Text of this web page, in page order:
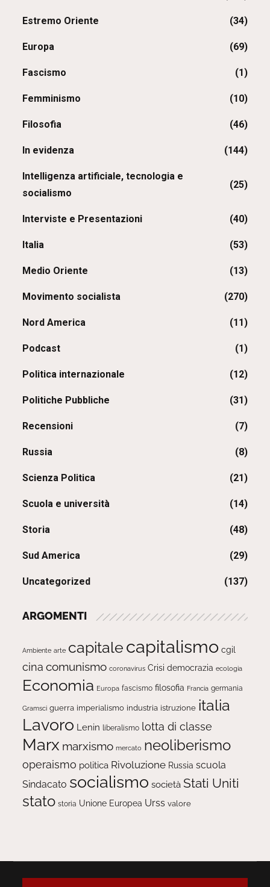
Estremo Oriente (34)
Europa (69)
Fascismo (1)
Femminismo (10)
Filosofia (46)
In evidenza (144)
Intelligenza artificiale, tecnologia e
socialismo
(25)
Interviste e Presentazioni (40)
Italia (53)
Medio Oriente (13)
Movimento socialista (270)
Nord America (11)
Podcast (1)
Politica internazionale (12)
Politiche Pubbliche (31)
Recensioni (7)
Russia (8)
Scienza Politica (21)
Scuola e università (14)
Storia (48)
Sud America (29)
Uncategorized (137)
ARGOMENTI
Ambiente arte capitale capitalismo cgil
cina comunismo coronavirus Crisi democrazia ecologia
Economia Europa fascismo filosofia Francia germania
Gramsci guerra imperialismo industria istruzione italia
Lavoro Lenin liberalismo lotta di classe
Marx marxismo mercato neoliberismo
operaismo politica Rivoluzione Russia scuola
Sindacato socialismo società Stati Uniti
stato storia Unione Europea Urss valore